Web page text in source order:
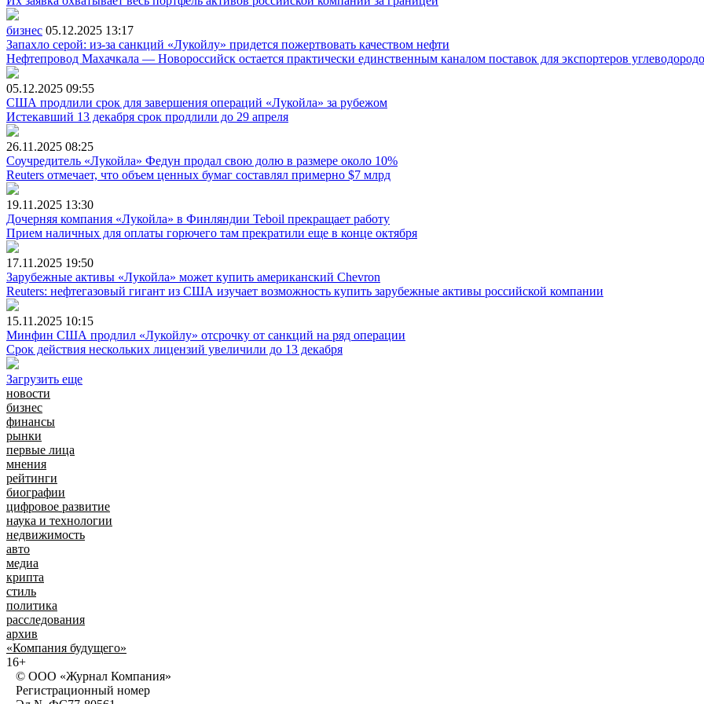
бизнес 05.12.2025 13:17
Запахло серой: из-за санкций «Лукойлу» придется пожертвовать качеством нефти
Нефтепровод Махачкала — Новороссийск остается практически единственным каналом поставок для экспортеров
05.12.2025 09:55
США продлили срок для завершения операций «Лукойла» за рубежом
Истекавший 13 декабря срок продлили до 29 апреля
26.11.2025 08:25
Соучредитель «Лукойла» Федун продал свою долю в размере около 10%
Reuters отмечает, что объем ценных бумаг составлял примерно $7 млрд
19.11.2025 13:30
Дочерняя компания «Лукойла» в Финляндии Teboil прекращает работу
Прием наличных для оплаты горючего там прекратили еще в конце октября
17.11.2025 19:50
Зарубежные активы «Лукойла» может купить американский Chevron
Reuters: нефтегазовый гигант из США изучает возможность купить зарубежные активы российской компании
15.11.2025 10:15
Минфин США продлил «Лукойлу» отсрочку от санкций на ряд операции
Срок действия нескольких лицензий увеличили до 13 декабря
Загрузить еще
новости
бизнес
финансы
рынки
первые лица
мнения
рейтинги
биографии
цифровое развитие
наука и технологии
недвижимость
авто
медиа
крипта
стиль
политика
расследования
архив
«Компания будущего»
16+
© ООО «Журнал Компания»
Регистрационный номер